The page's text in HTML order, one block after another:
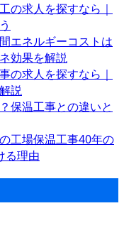
の求人を探すなら｜
エネルギーコストは
効果を解説
の求人を探すなら｜
説
保温工事との違いと
工場保温工事40年の
る理由